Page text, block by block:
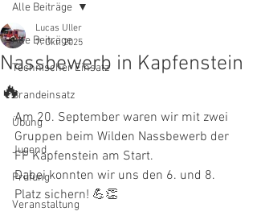
Alle Beiträge
Technischer Einsatz
Brandeinsatz
Übung
Jugend
Prüfung
Veranstaltung
Alle Beiträge
Nassbewerb in Kapfenstein
🔥
Lucas Uller
7. Okt. 2025
Am 20. September waren wir mit zwei
Gruppen beim Wilden Nassbewerb der
FF Kapfenstein am Start.
Dabei konnten wir uns den 6. und 8.
Platz sichern! 💪👏